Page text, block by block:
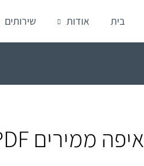
בית אודות שירותים
איפה ממירים PDF ברחובות